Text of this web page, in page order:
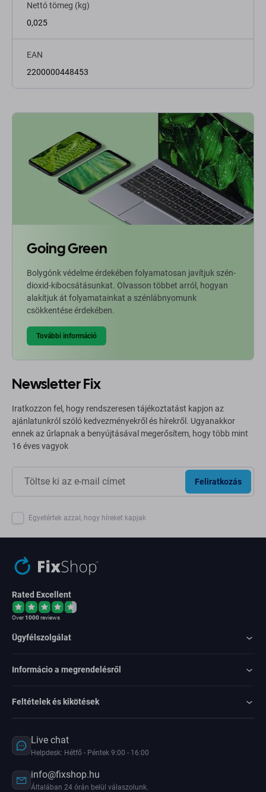
Nettó tömeg (kg)
0,025
EAN
2200000448453
Going Green
Bolygónk védelme érdekében folyamatosan javítjuk szén-
dioxid-kibocsátásunkat. Olvasson többet arról, hogyan
alakítjuk át folyamatainkat a szénlábnyomunk
csökkentése érdekében.
További információ
Newsletter Fix
Iratkozzon fel, hogy rendszeresen tájékoztatást kapjon az
ajánlatunkról szóló kedvezményekről és hírekről. Ugyanakkor
ennek az űrlapnak a benyújtásával megerősítem, hogy több mint
16 éves vagyok
Feliratkozás
Egyetértek azzal, hogy híreket kapjak
Rated Excellent
Over1000reviews
Ügyfélszolgálat
Informácio a megrendelésről
Feltételek és kikötések
Live chat
Helpdesk: Hétfő - Péntek 9:00 - 16:00
info@fixshop.hu
Általában 24 órán belül válaszolunk.